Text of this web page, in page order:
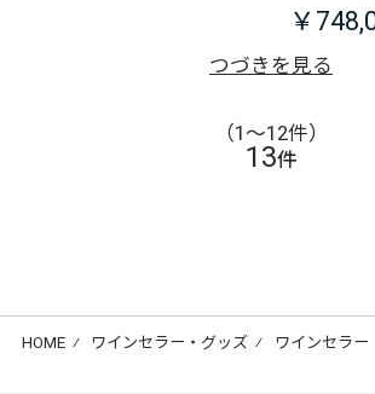
￥
つづきを見る
（1〜12件）
13件
HOME ⁄ ワインセラー・グッズ ⁄ ワインセラー